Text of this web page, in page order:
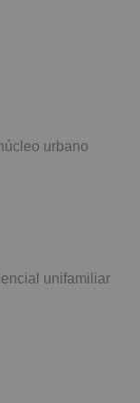
urbano
unifamiliar